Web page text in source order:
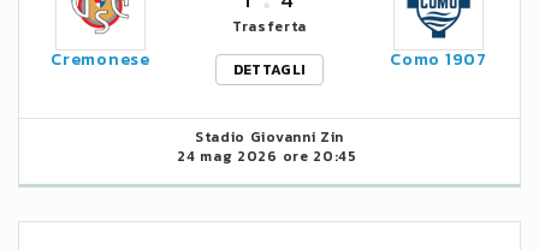
Cremonese
Trasferta
DETTAGLI
Como 1907
Stadio Giovanni Zin
24 mag 2026 ore 20:45